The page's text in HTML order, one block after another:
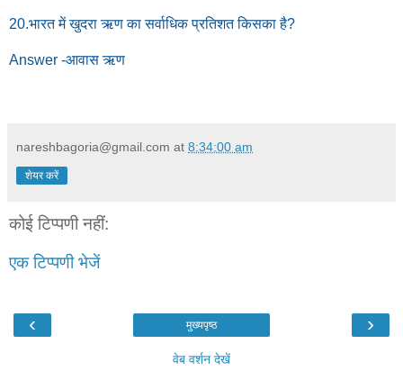
20.भारत में खुदरा ऋण का सर्वाधिक प्रतिशत किसका है?
Answer -आवास ऋण
nareshbagoria@gmail.com at 8:34:00 am
शेयर करें
कोई टिप्पणी नहीं:
एक टिप्पणी भेजें
‹ ›
मुख्यपृष्ठ
वेब वर्शन देखें